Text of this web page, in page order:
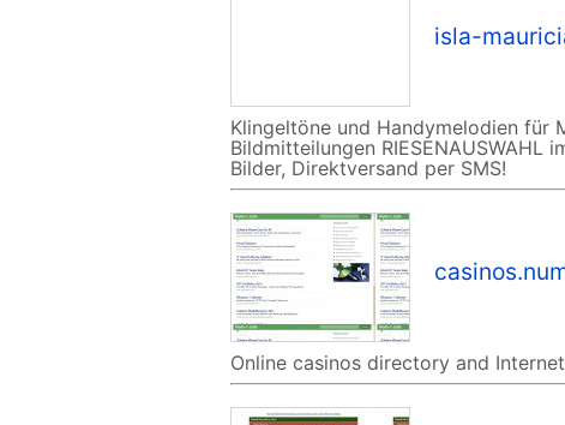
isla-
Klingeltöne und Handymelodien für
Bildmitteilungen RIESENAUSWAHL
Bilder, Direktversand per SMS!
Online casinos directory and